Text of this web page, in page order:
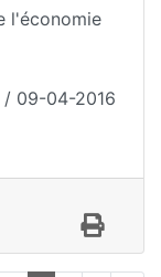
l'économie
/ 09-04-2016